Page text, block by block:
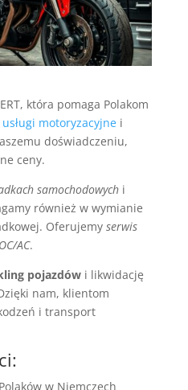
która pomaga Polakom
usługi motoryzacyjnei
doświadczeniu,
ceny.
samochodowychi
również w wymianie
Oferujemy serwis
AC.
pojazdówi likwidację
nam, klientom
i transport
w Niemczech